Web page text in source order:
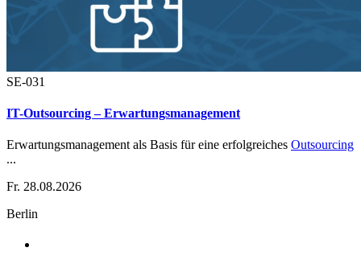
SE-031
IT-Outsourcing – Erwartungsmanagement
Erwartungsmanagement als Basis für eine erfolgreiches Outsourcing
...
Fr. 28.08.2026
Berlin